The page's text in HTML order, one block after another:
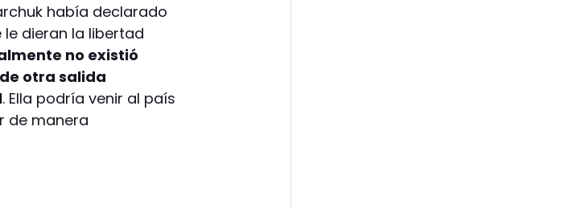
había declarado
dieran la libertad
no existió
otra salida
. Ella podría venir al país
de manera